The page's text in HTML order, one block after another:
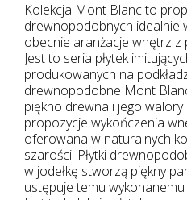
Kolekcja Mont Blanc to
drewnopodobnych idealnie
obecnie aranżacje wnętrz z
Jest to seria płytek
produkowanych na
drewnopodobne Mont
piękno drewna i jego
propozycje wykończenia
oferowana w naturalnych
szarości. Płytki
w jodełkę stworzą piękny
ustępuje temu